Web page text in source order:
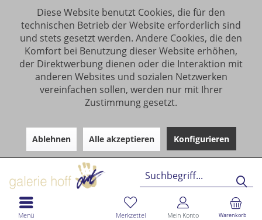
Diese Website benutzt Cookies, die für den
technischen Betrieb der Website erforderlich sind
und stets gesetzt werden. Andere Cookies, die den
Komfort bei Benutzung dieser Website erhöhen,
der Direktwerbung dienen oder die Interaktion mit
anderen Websites und sozialen Netzwerken
vereinfachen sollen, werden nur mit Ihrer
Zustimmung gesetzt.
Ablehnen Alle akzeptieren Konfigurieren
Warenkorb
Merkzettel Mein Konto
Menü